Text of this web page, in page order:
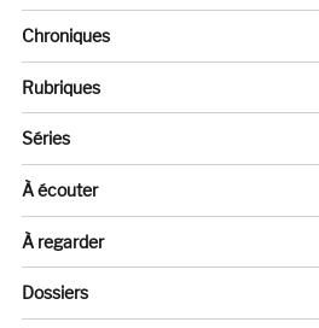
Chroniques
Rubriques
Séries
À écouter
À regarder
Dossiers